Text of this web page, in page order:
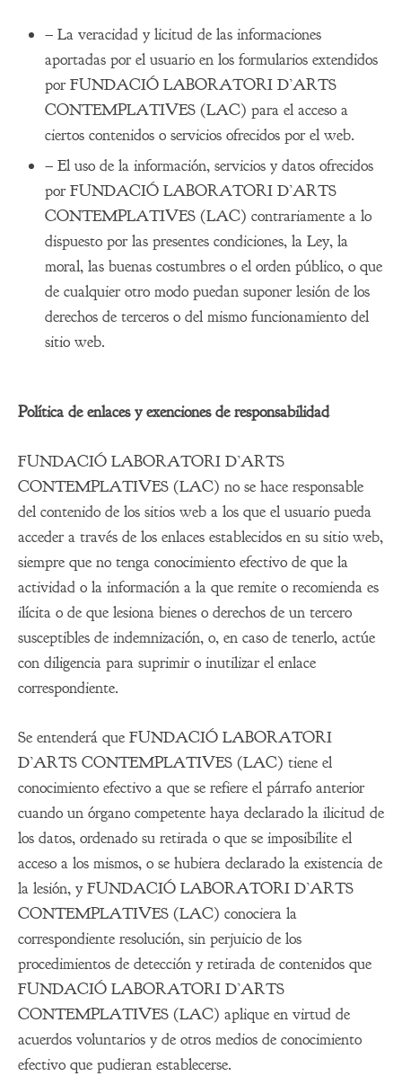
– La veracidad y licitud de las informaciones
aportadas por el usuario en los formularios extendidos
por FUNDACIÓ LABORATORI D’ARTS
CONTEMPLATIVES (LAC) para el acceso a
ciertos contenidos o servicios ofrecidos por el web.
– El uso de la información, servicios y datos ofrecidos
por FUNDACIÓ LABORATORI D’ARTS
CONTEMPLATIVES (LAC) contrariamente a lo
dispuesto por las presentes condiciones, la Ley, la
moral, las buenas costumbres o el orden público, o que
de cualquier otro modo puedan suponer lesión de los
derechos de terceros o del mismo funcionamiento del
sitio web.
Política de enlaces y exenciones de responsabilidad
FUNDACIÓ LABORATORI D’ARTS
CONTEMPLATIVES (LAC) no se hace responsable
del contenido de los sitios web a los que el usuario pueda
acceder a través de los enlaces establecidos en su sitio web,
siempre que no tenga conocimiento efectivo de que la
actividad o la información a la que remite o recomienda es
ilícita o de que lesiona bienes o derechos de un tercero
susceptibles de indemnización, o, en caso de tenerlo, actúe
con diligencia para suprimir o inutilizar el enlace
correspondiente.
Se entenderá que FUNDACIÓ LABORATORI
D’ARTS CONTEMPLATIVES (LAC) tiene el
conocimiento efectivo a que se refiere el párrafo anterior
cuando un órgano competente haya declarado la ilicitud de
los datos, ordenado su retirada o que se imposibilite el
acceso a los mismos, o se hubiera declarado la existencia de
la lesión, y FUNDACIÓ LABORATORI D’ARTS
CONTEMPLATIVES (LAC) conociera la
correspondiente resolución, sin perjuicio de los
procedimientos de detección y retirada de contenidos que
FUNDACIÓ LABORATORI D’ARTS
CONTEMPLATIVES (LAC) aplique en virtud de
acuerdos voluntarios y de otros medios de conocimiento
efectivo que pudieran establecerse.